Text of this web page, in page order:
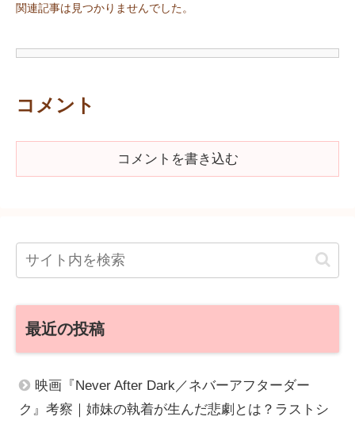
関連記事は見つかりませんでした。
コメント
コメントを書き込む
最近の投稿
映画『Never After Dark／ネバーアフターダー
ク』考察｜姉妹の執着が生んだ悲劇とは？ラストシ